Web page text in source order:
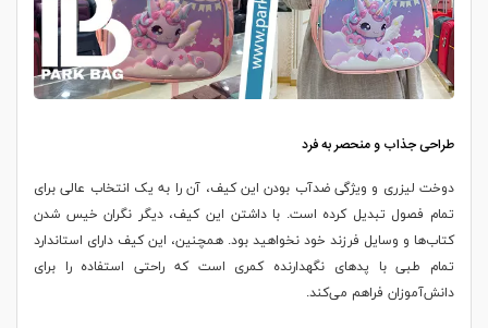
طراحی جذاب و منحصر به فرد
دوخت لیزری و ویژگی ضدآب بودن این کیف، آن را به یک انتخاب عالی برای
تمام فصول تبدیل کرده است. با داشتن این کیف، دیگر نگران خیس شدن
کتاب‌ها و وسایل فرزند خود نخواهید بود. همچنین، این کیف دارای استاندارد
تمام طبی با پدهای نگهدارنده کمری است که راحتی استفاده را برای
دانش‌آموزان فراهم می‌کند.